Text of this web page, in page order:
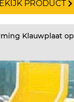
PRODUCT
Klauwplaat